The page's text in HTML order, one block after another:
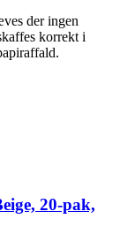
der ingen
korrekt i
20-pak,